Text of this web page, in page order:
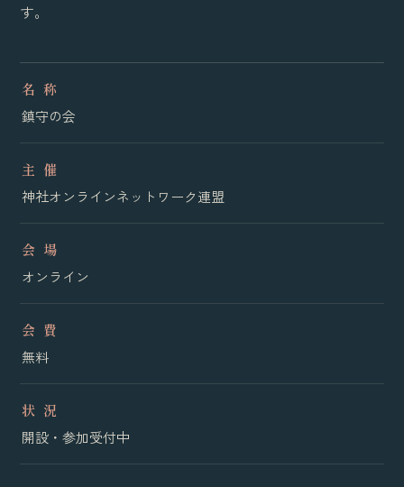
す。
名 称
鎮守の会
主 催
神社オンラインネットワーク連盟
会 場
オンライン
会 費
無料
状 況
開設・参加受付中